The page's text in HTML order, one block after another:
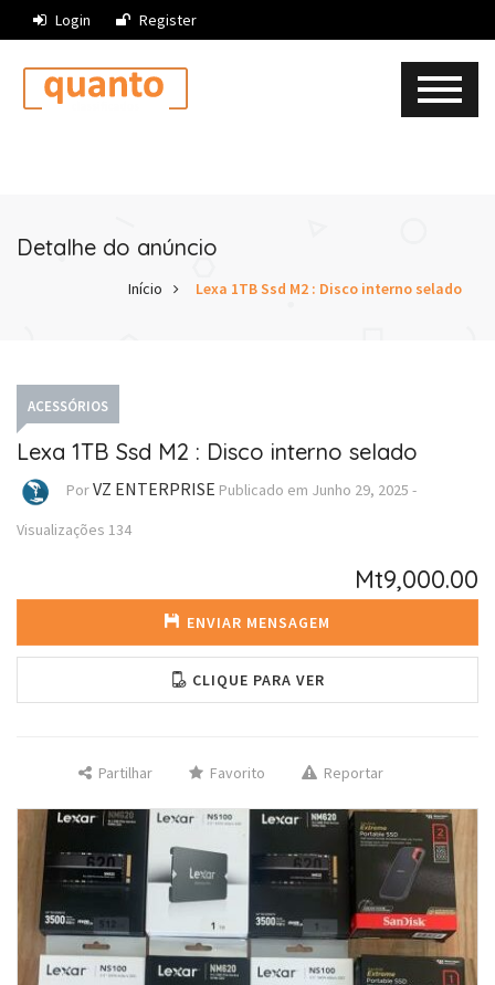
Login Register
Detalhe do anúncio
Início Lexa 1TB Ssd M2 : Disco interno selado
ACESSÓRIOS
Lexa 1TB Ssd M2 : Disco interno selado
PorVZ ENTERPRISE Publicado em Junho 29, 2025 -
Visualizações 134
Mt9,000.00
ENVIAR MENSAGEM
CLIQUE PARA VER
Partilhar Favorito Reportar